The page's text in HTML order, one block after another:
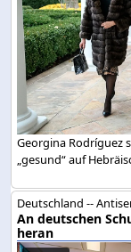
Georgina Rodríguez
„gesund“ auf
Deutschland --
An deutschen
heran